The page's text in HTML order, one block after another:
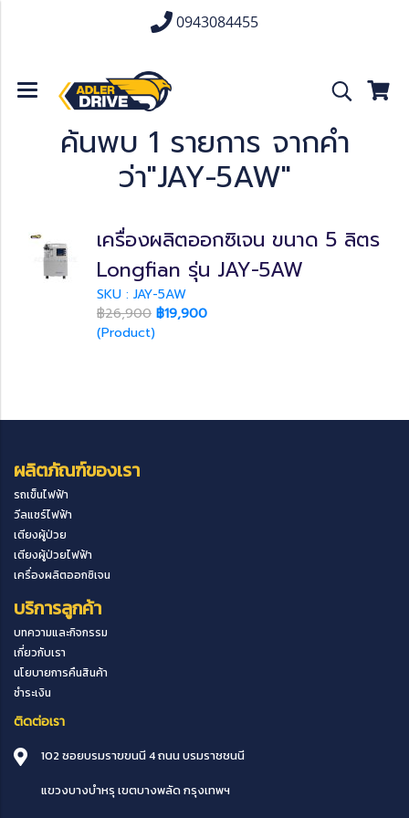
0943084455
ค้นพบ 1 รายการ จากคำ
ว่า"JAY-5AW"
เครื่องผลิตออกซิเจน ขนาด 5 ลิตร
Longfian รุ่น JAY-5AW
SKU : JAY-5AW
฿26,900 ฿19,900
(Product)
ผลิตภัณฑ์ของเรา
รถเข็นไฟฟ้า
วีลแชร์ไฟฟ้า
เตียงผู้ป่วย
เตียงผู้ป่วยไฟฟ้า
เครื่องผลิตออกซิเจน
บริการลูกค้า
บทความและกิจกรรม
เกี่ยวกับเรา
นโยบายการคืนสินค้า
ชำระเงิน
ติดต่อเรา
102 ซอยบรมราขขนนี 4 ถนน บรมราชชนนี
แขวงบางบำหรุ เขตบางพลัดกรุงเทพฯ